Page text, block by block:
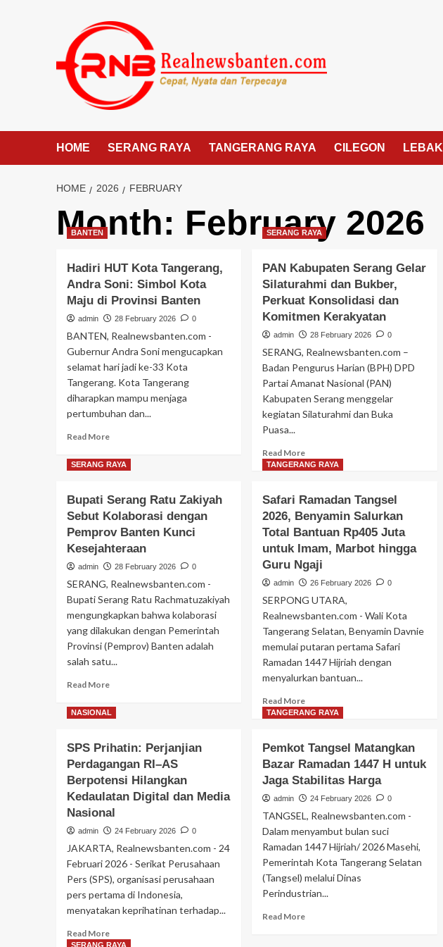
HOME SERANG RAYA TANGERANG RAYA CILEGON LEBAK
HOME 2026 FEBRUARY
Month: February 2026
BANTEN
Hadiri HUT Kota Tangerang,
Andra Soni: Simbol Kota
Maju di Provinsi Banten
admin 28 February 2026 0
BANTEN, Realnewsbanten.com -
Gubernur Andra Soni mengucapkan
selamat hari jadi ke-33 Kota
Tangerang. Kota Tangerang
diharapkan mampu menjaga
pertumbuhan dan...
Read MoreRead
about
Kota
Tangerang,
Andra
Simbol
Kota
Maju
Banten
SERANG RAYA
PAN Kabupaten Serang Gelar
Silaturahmi dan Bukber,
Perkuat Konsolidasi dan
Komitmen Kerakyatan
admin 28 February 2026 0
SERANG, Realnewsbanten.com –
Badan Pengurus Harian (BPH) DPD
Partai Amanat Nasional (PAN)
Kabupaten Serang menggelar
kegiatan Silaturahmi dan Buka
Puasa...
Read MoreRead
more
Kabupaten
Serang
Gelar
Silaturahmi
Bukber,
Perkuat
Konsolidasi
dan
Kerakyatan
SERANG RAYA
Bupati Serang Ratu Zakiyah
Sebut Kolaborasi dengan
Pemprov Banten Kunci
Kesejahteraan
admin 28 February 2026 0
SERANG, Realnewsbanten.com -
Bupati Serang Ratu Rachmatuzakiyah
mengungkapkan bahwa kolaborasi
yang dilakukan dengan Pemerintah
Provinsi (Pemprov) Banten adalah
salah satu...
Read MoreRead
about
Ratu
Zakiyah
Sebut
dengan
Pemprov
Banten
Kunci
Kesejahteraan
TANGERANG RAYA
Safari Ramadan Tangsel
2026, Benyamin Salurkan
Total Bantuan Rp405 Juta
untuk Imam, Marbot hingga
Guru Ngaji
admin 26 February 2026 0
SERPONG UTARA,
Realnewsbanten.com - Wali Kota
Tangerang Selatan, Benyamin Davnie
memulai putaran pertama Safari
Ramadan 1447 Hijriah dengan
menyalurkan bantuan...
Read MoreRead
more
Ramadan
Tangsel
2026,
Benyamin
Total
Bantuan
Rp405
Juta
untuk
Marbot
NASIONAL
SPS Prihatin: Perjanjian
Perdagangan RI–AS
Berpotensi Hilangkan
Kedaulatan Digital dan Media
Nasional
admin 24 February 2026 0
JAKARTA, Realnewsbanten.com - 24
Februari 2026 - Serikat Perusahaan
Pers (SPS), organisasi perusahaan
pers pertama di Indonesia,
menyatakan keprihatinan terhadap...
Read MoreRead
more
TANGERANG RAYA
Pemkot Tangsel Matangkan
Bazar Ramadan 1447 H untuk
Jaga Stabilitas Harga
admin 24 February 2026 0
TANGSEL, Realnewsbanten.com -
Dalam menyambut bulan suci
Ramadan 1447 Hijriah/ 2026 Masehi,
Pemerintah Kota Tangerang Selatan
(Tangsel) melalui Dinas
Perindustrian...
Read MoreRead
SERANG RAYA